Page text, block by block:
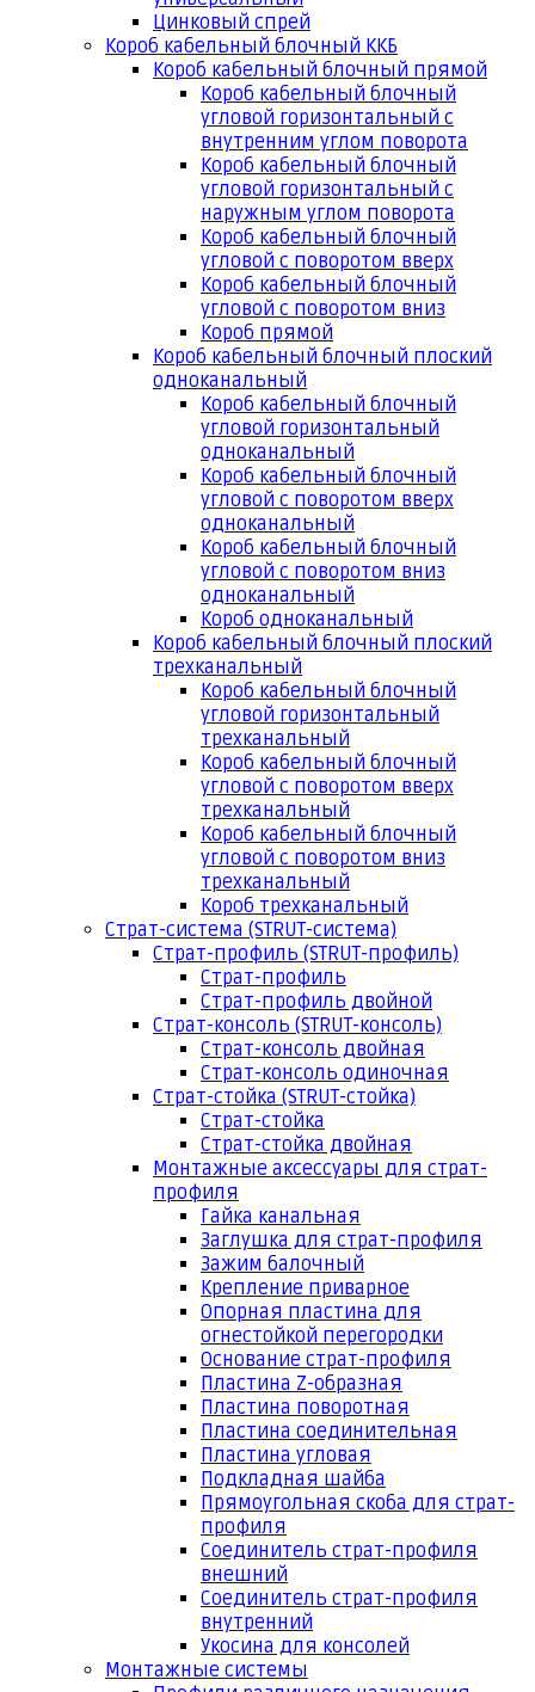
Цинковый спрей
Короб кабельный блочный ККБ
Короб кабельный блочный прямой
Короб кабельный блочный
угловой горизонтальный с
внутренним углом поворота
Короб кабельный блочный
угловой горизонтальный с
наружным углом поворота
Короб кабельный блочный
угловой с поворотом вверх
Короб кабельный блочный
угловой с поворотом вниз
Короб прямой
Короб кабельный блочный плоский
одноканальный
Короб кабельный блочный
угловой горизонтальный
одноканальный
Короб кабельный блочный
угловой с поворотом вверх
одноканальный
Короб кабельный блочный
угловой с поворотом вниз
одноканальный
Короб одноканальный
Короб кабельный блочный плоский
трехканальный
Короб кабельный блочный
угловой горизонтальный
трехканальный
Короб кабельный блочный
угловой с поворотом вверх
трехканальный
Короб кабельный блочный
угловой с поворотом вниз
трехканальный
Короб трехканальный
Страт-система (STRUT-система)
Страт-профиль (STRUT-профиль)
Страт-профиль
Страт-профиль двойной
Страт-консоль (STRUT-консоль)
Страт-консоль двойная
Страт-консоль одиночная
Страт-стойка (STRUT-стойка)
Страт-стойка
Страт-стойка двойная
Монтажные аксессуары для страт-
профиля
Гайка канальная
Заглушка для страт-профиля
Зажим балочный
Крепление приварное
Опорная пластина для
огнестойкой перегородки
Основание страт-профиля
Пластина Z-образная
Пластина поворотная
Пластина соединительная
Пластина угловая
Подкладная шайба
Прямоугольная скоба для страт-
профиля
Соединитель страт-профиля
внешний
Соединитель страт-профиля
внутренний
Укосина для консолей
Монтажные системы